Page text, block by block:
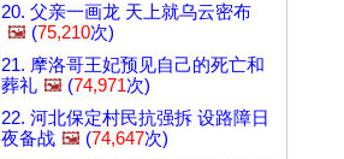
20. 父亲一画龙 天上就乌云密布
🖼️ (75,210次)
21. 摩洛哥王妃预见自己的死亡和
葬礼 🖼️ (74,971次)
22. 河北保定村民抗强拆 设路障日
夜备战 🖼️ (74,647次)